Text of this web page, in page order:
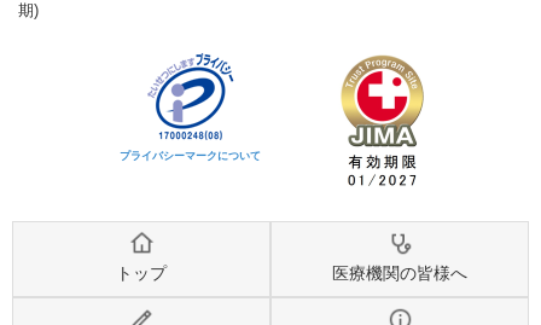
期)
プライバシーマークについて
トップ 医療機関の皆様へ